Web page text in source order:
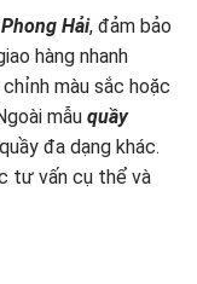
Hải, đảm bảo
hàng nhanh
màu sắc hoặc
mẫu quầy
đa dạng khác.
tư vấn cụ thể và